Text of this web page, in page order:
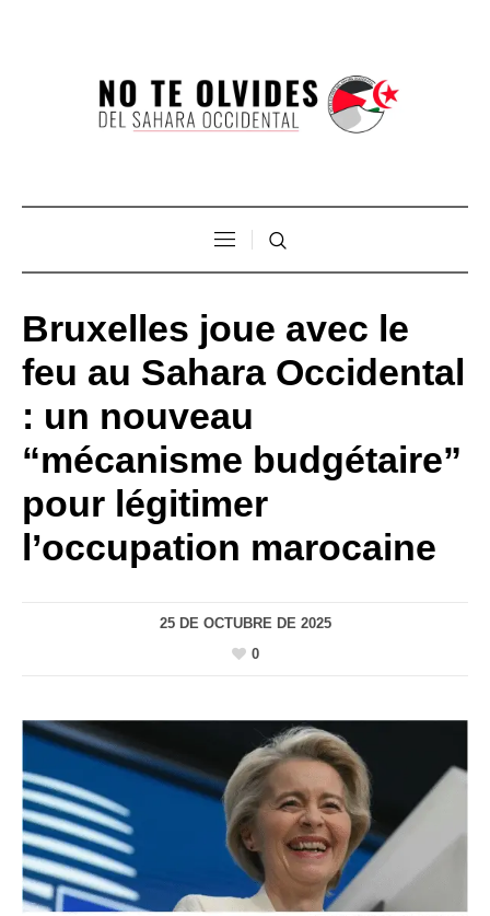
Bruxelles joue avec le
feu au Sahara Occidental
: un nouveau
“mécanisme budgétaire”
pour légitimer
l’occupation marocaine
25 DE OCTUBRE DE 2025
0